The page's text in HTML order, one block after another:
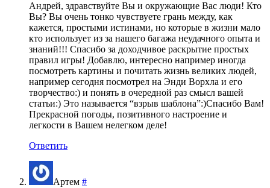
Андрей, здравствуйте Вы и окружающие Вас люди! Кто
Вы? Вы очень тонко чувствуете грань между, как
кажется, простыми истинами, но которые в жизни мало
кто использует из за нашего багажа неудачного опыта и
знаний!!! Спасибо за доходчивое раскрытие простых
правил игры! Добавлю, интересно например иногда
посмотреть картины и почитать жизнь великих людей,
например сегодня посмотрел на Энди Ворхла и его
творчество:) и понять в очередной раз смысл вашей
статьи:) Это называется “взрыв шаблона”:)Спасибо Вам!
Прекрасной погоды, позитивного настроение и
легкости в Вашем нелегком деле!
Ответить
Артем #